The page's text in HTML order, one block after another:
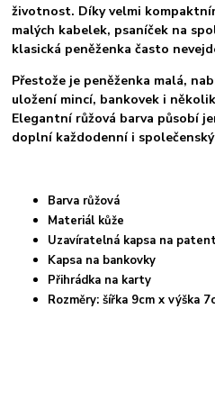
životnost. Díky velmi
malých kabelek, psaníček na
klasická peněženka často
Přestože je peněženka malá,
uložení mincí, bankovek i
Elegantní růžová barva působí
doplní každodenní i
Barva růžová
Materiál kůže
Uzavíratelná kapsa na
Kapsa na bankovky
Přihrádka na karty
Rozměry: šířka 9cm x výška